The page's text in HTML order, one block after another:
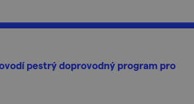
pestrý doprovodný program pro